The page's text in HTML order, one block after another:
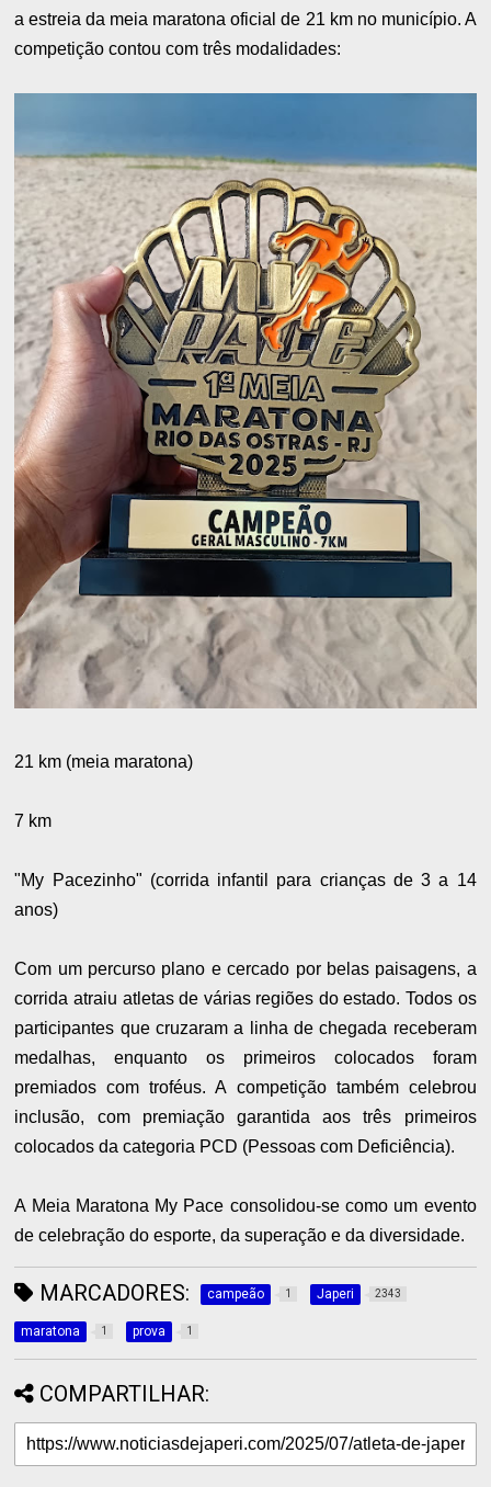
a estreia da meia maratona oficial de 21 km no município. A
competição contou com três modalidades:
21 km (meia maratona)
7 km
"My Pacezinho" (corrida infantil para crianças de 3 a 14
anos)
Com um percurso plano e cercado por belas paisagens, a
corrida atraiu atletas de várias regiões do estado. Todos os
participantes que cruzaram a linha de chegada receberam
medalhas, enquanto os primeiros colocados foram
premiados com troféus. A competição também celebrou
inclusão, com premiação garantida aos três primeiros
colocados da categoria PCD (Pessoas com Deficiência).
A Meia Maratona My Pace consolidou-se como um evento
de celebração do esporte, da superação e da diversidade.
MARCADORES: campeão 1 Japeri 2343
maratona 1 prova 1
COMPARTILHAR: